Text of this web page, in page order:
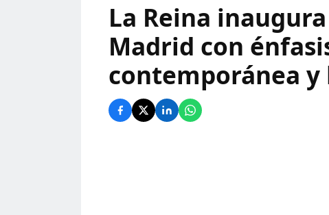
La Reina
Madrid con
contemporánea